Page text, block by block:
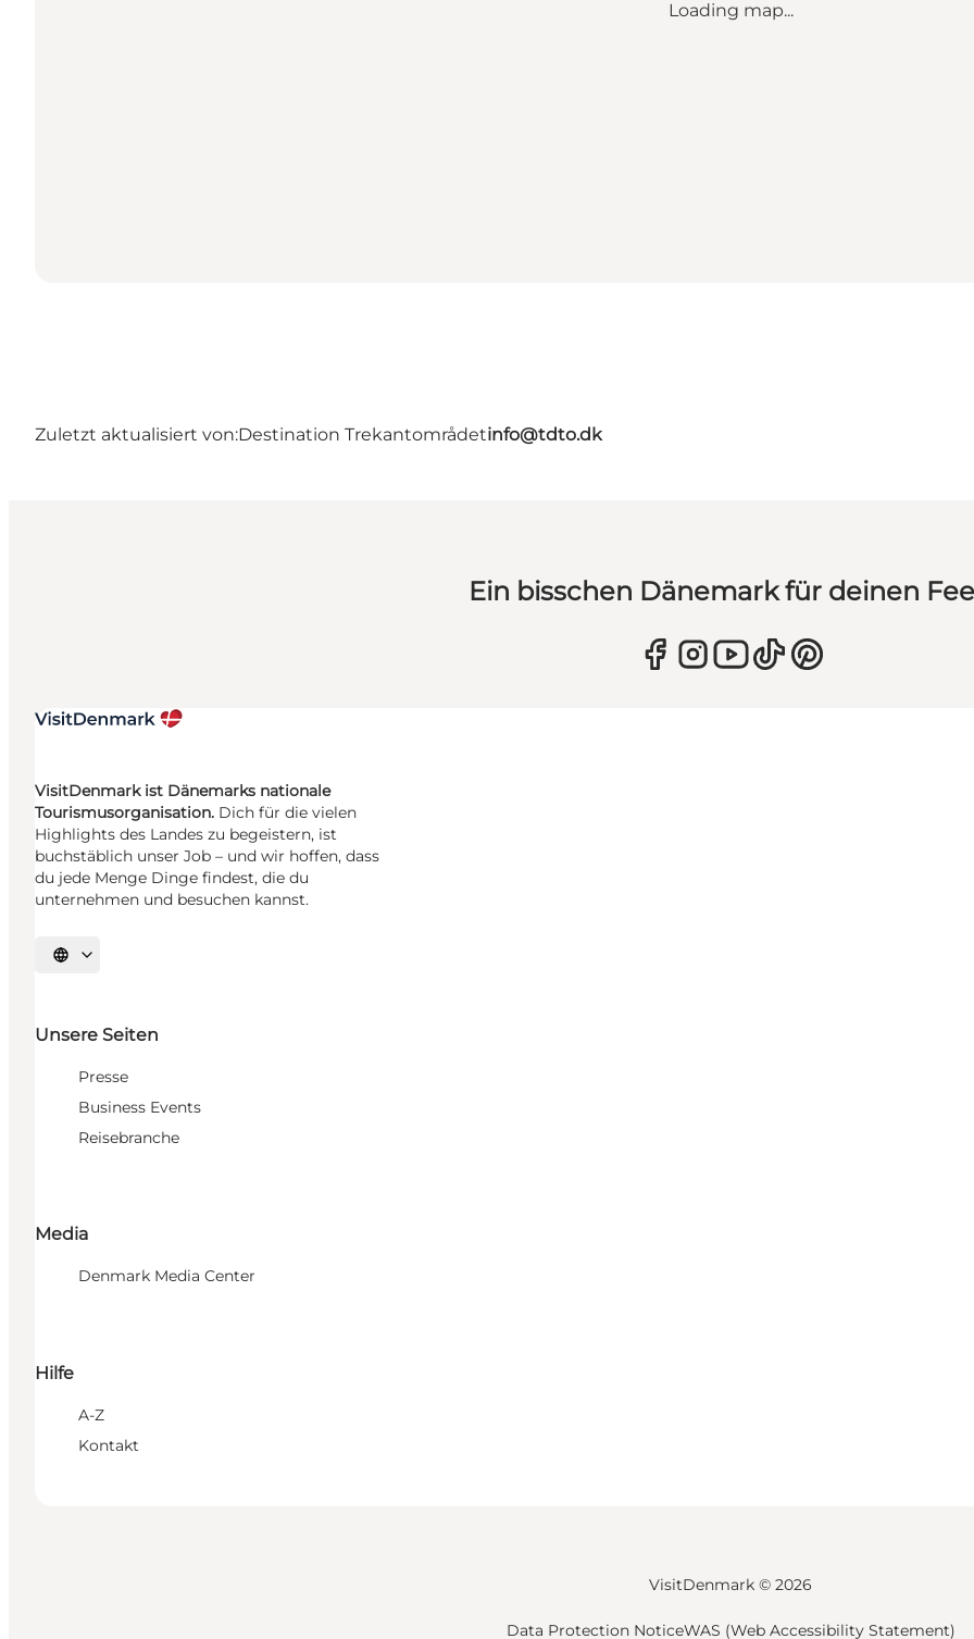
Loading map...
Zuletzt aktualisiert von:Destination Trekantområdetinfo@tdto.dk
Ein bisschen Dänemark für deinen
VisitDenmark ist Dänemarks nationale
Tourismusorganisation. Dich für die vielen
Highlights des Landes zu begeistern, ist
buchstäblich unser Job – und wir hoffen, dass
du jede Menge Dinge findest, die du
unternehmen und besuchen kannst.
Sprache auswählen
Unsere Seiten
Presse
Business Events
Reisebranche
Media
Denmark Media Center
Hilfe
A-Z
Kontakt
VisitDenmark © 2026
Data Protection NoticeWAS (Web Accessibility Statement)